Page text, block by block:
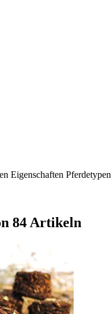
Eigenschaften Pferdetypen
84 Artikeln